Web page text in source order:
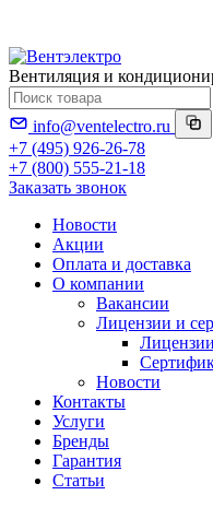
Вентиляция и
info@ventelectro.ru
+7 (495) 926-26-78
+7 (800) 555-21-18
Заказать звонок
Новости
Акции
Оплата и доставка
О компании
Вакансии
Лицензии и
Лицензии
Новости
Контакты
Услуги
Бренды
Гарантия
Статьи